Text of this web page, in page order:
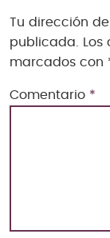
Tu dirección
publicada.
marcados con
Comentario *